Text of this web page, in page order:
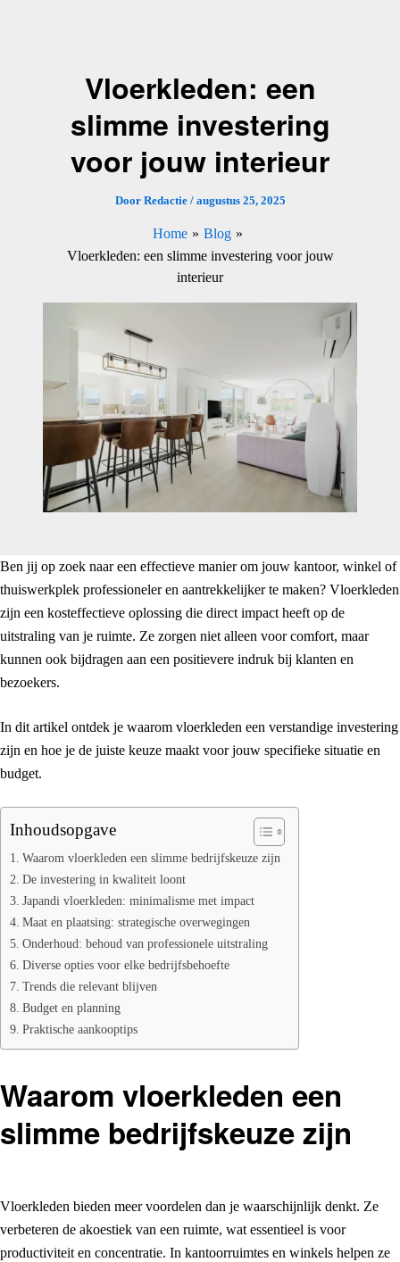
Vloerkleden: een
slimme investering
voor jouw interieur
Door Redactie / augustus 25, 2025
Home
Blog
Vloerkleden: een slimme investering voor jouw
interieur
Ben jij op zoek naar een effectieve manier om jouw kantoor, winkel of
thuiswerkplek professioneler en aantrekkelijker te maken? Vloerkleden
zijn een kosteffectieve oplossing die direct impact heeft op de
uitstraling van je ruimte. Ze zorgen niet alleen voor comfort, maar
kunnen ook bijdragen aan een positievere indruk bij klanten en
bezoekers.
In dit artikel ontdek je waarom vloerkleden een verstandige investering
zijn en hoe je de juiste keuze maakt voor jouw specifieke situatie en
budget.
Inhoudsopgave
Waarom vloerkleden een slimme bedrijfskeuze zijn
De investering in kwaliteit loont
Japandi vloerkleden: minimalisme met impact
Maat en plaatsing: strategische overwegingen
Onderhoud: behoud van professionele uitstraling
Diverse opties voor elke bedrijfsbehoefte
Trends die relevant blijven
Budget en planning
Praktische aankooptips
Waarom vloerkleden een
slimme bedrijfskeuze zijn
Vloerkleden bieden meer voordelen dan je waarschijnlijk denkt. Ze
verbeteren de akoestiek van een ruimte, wat essentieel is voor
productiviteit en concentratie. In kantoorruimtes en winkels helpen ze